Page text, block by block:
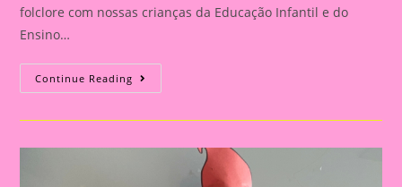
folclore com nossas crianças da Educação Infantil e do
Ensino…
Continue Reading Atividade
Sobre
Folclore
Folclore|